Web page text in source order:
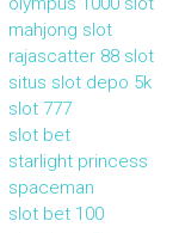
mahjong slot
rajascatter 88 slot
situs slot depo 5k
slot 777
slot bet
starlight princess
spaceman
slot bet 100